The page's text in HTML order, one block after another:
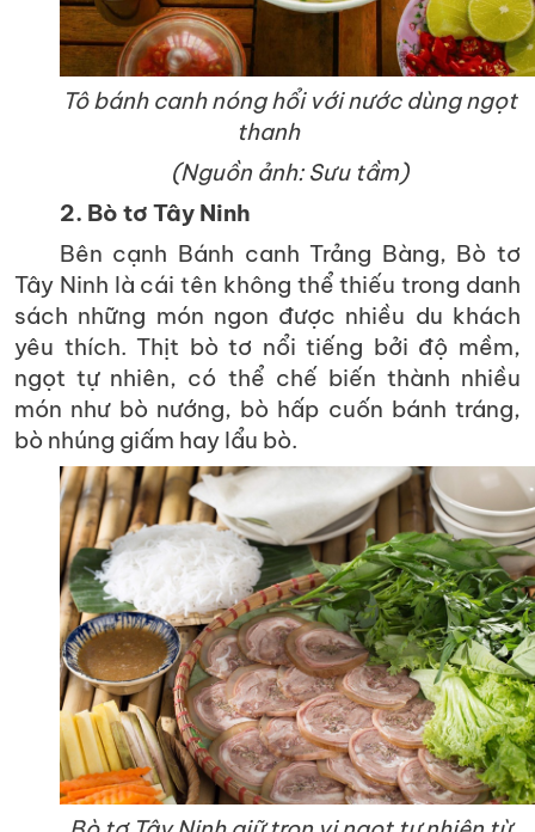
Tô bánh canh nóng hổi với nước dùng ngọt
thanh
(Nguồn ảnh: Sưu tầm)
2. Bò tơ Tây Ninh
Bên cạnh Bánh canh Trảng Bàng, Bò tơ
Tây Ninh là cái tên không thể thiếu trong danh
sách những món ngon được nhiều du khách
yêu thích. Thịt bò tơ nổi tiếng bởi độ mềm,
ngọt tự nhiên, có thể chế biến thành nhiều
món như bò nướng, bò hấp cuốn bánh tráng,
bò nhúng giấm hay lẩu bò.